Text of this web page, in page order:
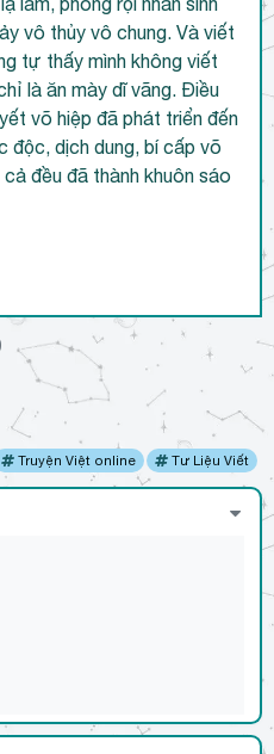
vô thủy vô chung. Và viết
tự thấy mình không viết
là ăn mày dĩ vãng. Điều
võ hiệp đã phát triển đến
độc, dịch dung, bí cấp võ
đều đã thành khuôn sáo
Truyện Việt online Tư Liệu Viết